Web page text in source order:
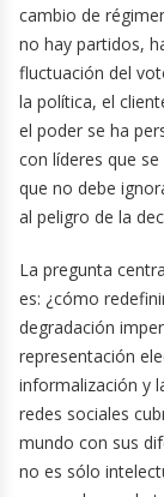
cambio de
no hay partidos,
fluctuación del
la política, el
el poder se ha
con líderes que
que no debe
al peligro de la
La pregunta
es: ¿cómo
degradación
representación
informalización y
redes sociales
mundo con sus
no es sólo